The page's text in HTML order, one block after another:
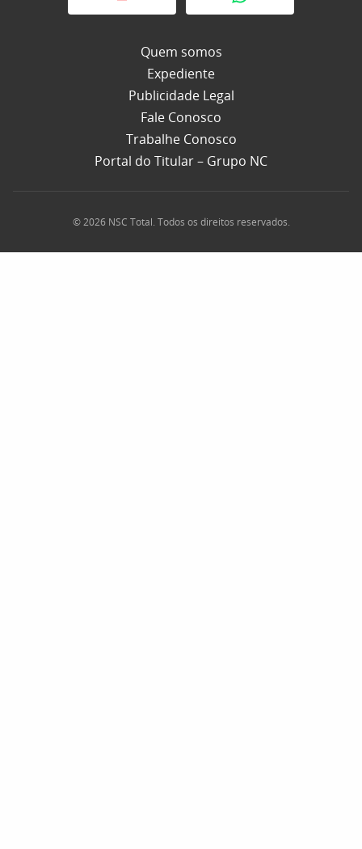
Quem somos
Expediente
Publicidade Legal
Fale Conosco
Trabalhe Conosco
Portal do Titular – Grupo NC
© 2026 NSC Total. Todos os direitos reservados.